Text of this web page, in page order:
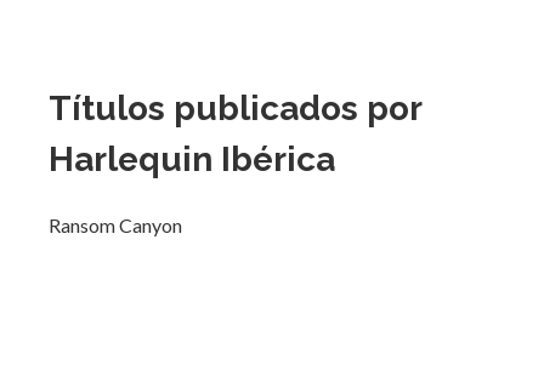
Títulos publicados por
Harlequin Ibérica
Ransom Canyon